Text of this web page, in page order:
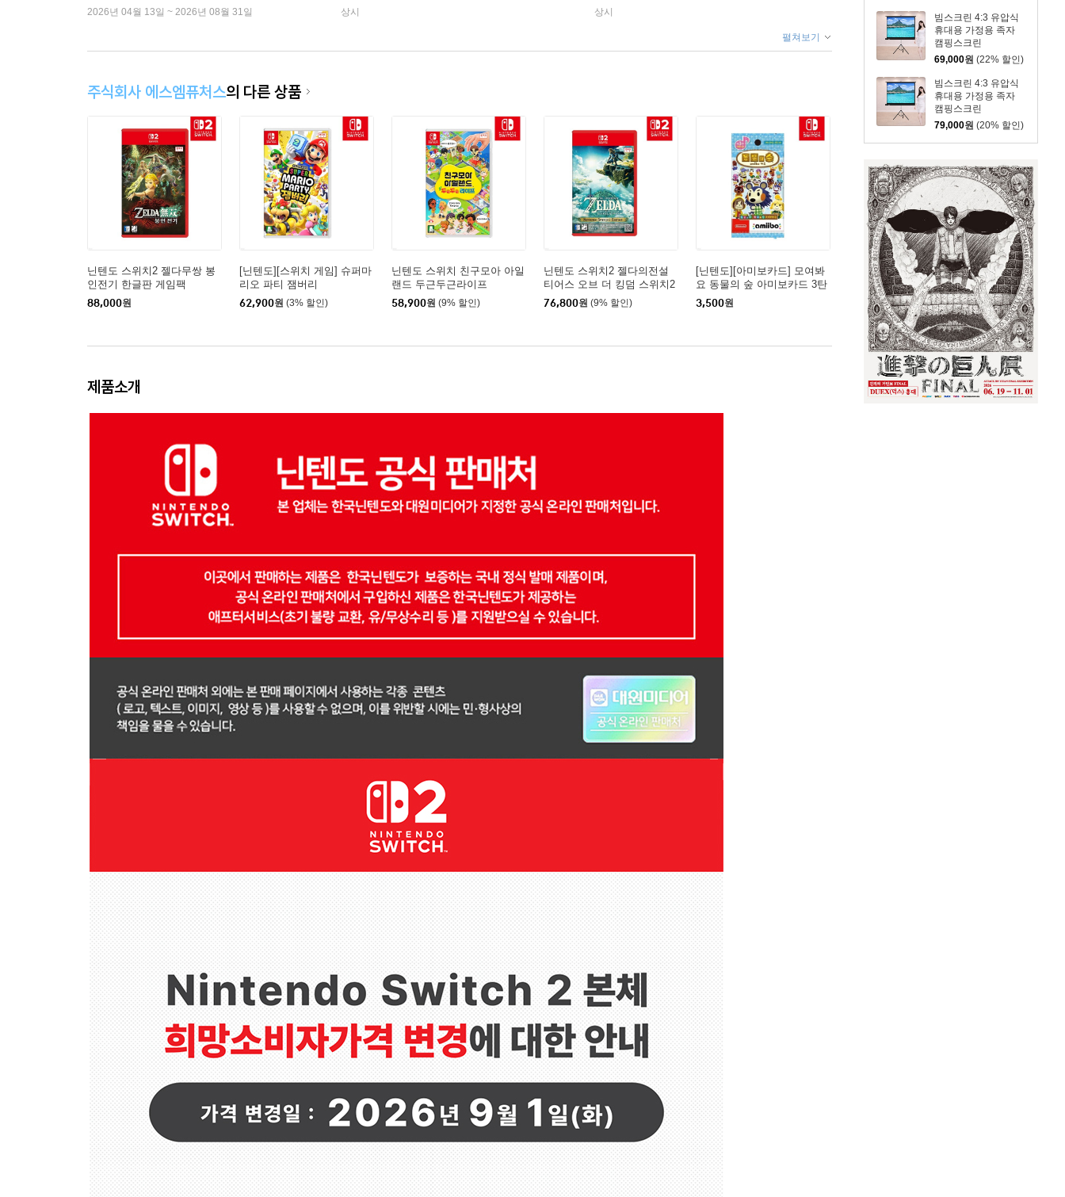
빔스크린 4:3 유압식
휴대용 가정용 족자
캠핑스크린
177.8cm(70인치)
69,000원 (22% 할인)
빔스크린 4:3 유압식
휴대용 가정용 족자
캠핑스크린
203.2cm(80인치)
79,000원 (20% 할인)
2026년 04월 13일 ~ 2026년 08월 31일 상시 상시
펼쳐보기
주식회사 에스엠퓨처스의 다른 상품
닌텐도 스위치2 젤다무쌍 봉
인전기 한글판 게임팩
88,000원
[닌텐도][스위치 게임] 슈퍼마
리오 파티 잼버리
62,900원 (3% 할인)
닌텐도 스위치 친구모아 아일
랜드 두근두근라이프
58,900원 (9% 할인)
닌텐도 스위치2 젤다의전설
티어스 오브 더 킹덤 스위치2
에디션
76,800원 (9% 할인)
[닌텐도][아미보카드] 모여봐
요 동물의 숲 아미보카드 3탄
3,500원
제품소개